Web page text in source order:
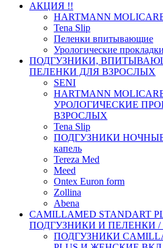
АКЦИЯ !!
HARTMANN
Tena Slip
Пеленки впитывающие
Урологические прокладки
ПОДГУЗНИКИ,
ПЕЛЕНКИ ДЛЯ ВЗРОСЛЫХ
SENI
HARTMANN
УРОЛОГИЧЕСКИЕ
ВЗРОСЛЫХ
Tena Slip
ПОДГУЗНИКИ НОЧНЫЕ
капель
Tereza Med
Meed
Ontex Euron form
Zollina
Abena
CAMILLAMED STANDART
ПОДГУЗНИКИ И ПЕЛЕНКИ
ПОДГУЗНИКИ